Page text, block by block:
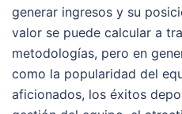
generar ingresos y su
valor se puede calcular a
metodologías, pero en
como la popularidad del
aficionados, los éxitos